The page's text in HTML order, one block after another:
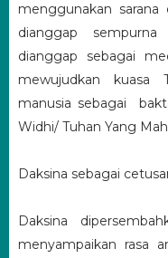
menggunakan
dianggap
dianggap sebagai
mewujudkan kuasa
manusia sebagai
Widhi/ Tuhan Yang
Daksina sebagai
Daksina
menyampaikan rasa